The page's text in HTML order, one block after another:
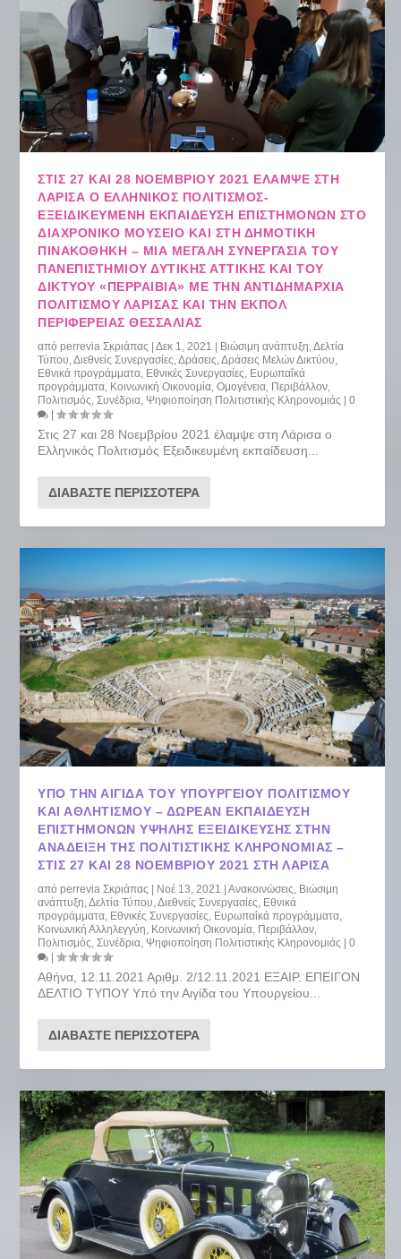
ΣΤΙΣ 27 ΚΑΙ 28 ΝΟΕΜΒΡΊΟΥ 2021 ΈΛΑΜΨΕ ΣΤΗ
ΛΆΡΙΣΑ Ο ΕΛΛΗΝΙΚΌΣ ΠΟΛΙΤΙΣΜΌΣ-
ΕΞΕΙΔΙΚΕΥΜΈΝΗ ΕΚΠΑΊΔΕΥΣΗ ΕΠΙΣΤΗΜΌΝΩΝ ΣΤΟ
ΔΙΑΧΡΟΝΙΚΌ ΜΟΥΣΕΊΟ ΚΑΙ ΣΤΗ ΔΗΜΟΤΙΚΉ
ΠΙΝΑΚΟΘΉΚΗ – ΜΙΑ ΜΕΓΆΛΗ ΣΥΝΕΡΓΑΣΊΑ ΤΟΥ
ΠΑΝΕΠΙΣΤΗΜΊΟΥ ΔΥΤΙΚΉΣ ΑΤΤΙΚΉΣ ΚΑΙ ΤΟΥ
ΔΙΚΤΎΟΥ «ΠΕΡΡΑΙΒΙΑ» ΜΕ ΤΗΝ ΑΝΤΙΔΗΜΑΡΧΊΑ
ΠΟΛΙΤΙΣΜΟΎ ΛΆΡΙΣΑΣ ΚΑΙ ΤΗΝ ΕΚΠΟΛ
ΠΕΡΙΦΈΡΕΙΑΣ ΘΕΣΣΑΛΊΑΣ
απόperrevia Σκριάπας |Δεκ 1, 2021 Βιώσιμη ανάπτυξη,Δελτία
Τύπου,Διεθνείς Συνεργασίες,Δράσεις,Δράσεις Μελών Δικτύου,
Εθνικά προγράμματα, Εθνικές Συνεργασίες, Ευρωπαΐκά
προγράμματα, Κοινωνική Οικονομία,Ομογένεια, Περιβάλλον,
Πολιτισμός,Συνέδρια, Ψηφιοποίηση Πολιτιστικής Κληρονομιάς |0
|
Στις 27 και 28 Νοεμβρίου 2021 έλαμψε στη Λάρισα ο
Ελληνικός Πολιτισμός Εξειδικευμένη εκπαίδευση...
ΔΙΑΒΆΣΤΕ ΠΕΡΙΣΣΌΤΕΡΑ
ΥΠΌ ΤΗΝ ΑΙΓΊΔΑ ΤΟΥ ΥΠΟΥΡΓΕΊΟΥ ΠΟΛΙΤΙΣΜΟΎ
ΚΑΙ ΑΘΛΗΤΙΣΜΟΎ – ΔΩΡΕΆΝ ΕΚΠΑΊΔΕΥΣΗ
ΕΠΙΣΤΗΜΌΝΩΝ ΥΨΗΛΉΣ ΕΞΕΙΔΊΚΕΥΣΗΣ ΣΤΗΝ
ΑΝΆΔΕΙΞΗ ΤΗΣ ΠΟΛΙΤΙΣΤΙΚΉΣ ΚΛΗΡΟΝΟΜΙΆΣ –
ΣΤΙΣ 27 ΚΑΙ 28 ΝΟΕΜΒΡΊΟΥ 2021 ΣΤΗ ΛΆΡΙΣΑ
απόperrevia Σκριάπας Νοέ 13, 2021 |Ανακοινώσεις, Βιώσιμη
ανάπτυξη,Δελτία Τύπου,Διεθνείς Συνεργασίες, Εθνικά
προγράμματα, Εθνικές Συνεργασίες, Ευρωπαΐκά προγράμματα,
Κοινωνική Αλληλεγγύη, Κοινωνική Οικονομία, Περιβάλλον,
Πολιτισμός,Συνέδρια, Ψηφιοποίηση Πολιτιστικής Κληρονομιάς |0
|
Αθήνα, 12.11.2021 Αριθμ. 2/12.11.2021 ΕΞΑΙΡ. ΕΠΕΙΓΟΝ
ΔΕΛΤΙΟ ΤΥΠΟΥ Υπό την Αιγίδα του Υπουργείου...
ΔΙΑΒΆΣΤΕ ΠΕΡΙΣΣΌΤΕΡΑ